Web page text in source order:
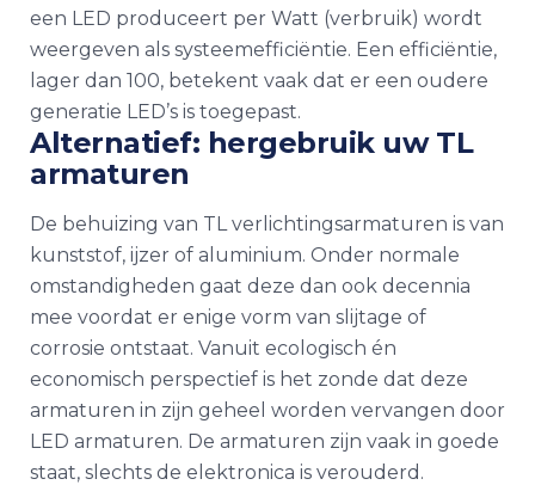
een LED produceert per Watt (verbruik) wordt
weergeven als systeemefficiëntie. Een efficiëntie,
lager dan 100, betekent vaak dat er een oudere
generatie LED’s is toegepast.
Alternatief: hergebruik uw TL
armaturen
De behuizing van TL verlichtingsarmaturen is van
kunststof, ijzer of aluminium. Onder normale
omstandigheden gaat deze dan ook decennia
mee voordat er enige vorm van slijtage of
corrosie ontstaat. Vanuit ecologisch én
economisch perspectief is het zonde dat deze
armaturen in zijn geheel worden vervangen door
LED armaturen. De armaturen zijn vaak in goede
staat, slechts de elektronica is verouderd.